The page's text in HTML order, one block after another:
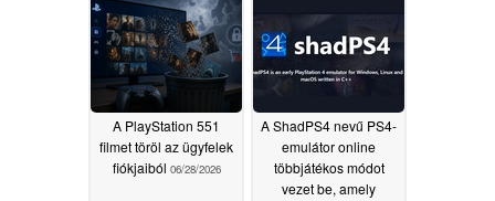
07/03/2026
Switch 2 viszont
erősebben tért vissza
06/29/2026
A PlayStation 551
filmet töröl az ügyfelek
fiókjaiból 06/28/2026
A ShadPS4 nevű PS4-
emulátor online
többjátékos módot
vezet be, amely